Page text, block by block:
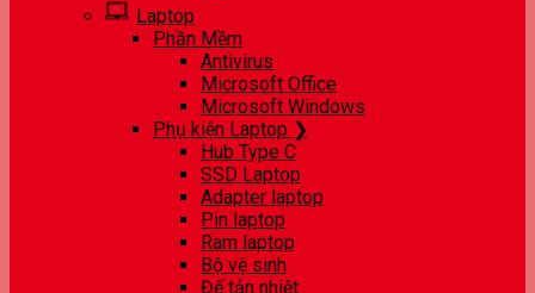
Laptop
Phần Mềm
Antivirus
Microsoft Office
Microsoft Windows
Phụ kiện Laptop ❯
Hub Type C
SSD Laptop
Adapter laptop
Pin laptop
Ram laptop
Bộ vệ sinh
Đế tản nhiệt